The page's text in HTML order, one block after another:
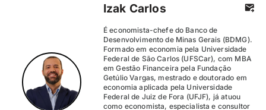
Izak Carlos
É economista-chefe do Banco de
Desenvolvimento de Minas Gerais (BDMG).
Formado em economia pela Universidade
Federal de São Carlos (UFSCar), com MBA
em Gestão Financeira pela Fundação
Getúlio Vargas, mestrado e doutorado em
economia aplicada pela Universidade
Federal de Juiz de Fora (UFJF), já atuou
como economista, especialista e consultor